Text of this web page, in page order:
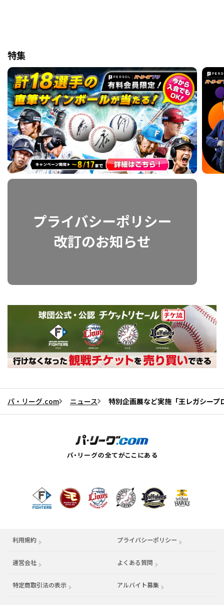
特集
パ・リーグ.com ニュース 特別企画展など実施「王レガシープ
利用規約 プライバシーポリシー
運営会社 （別ウィンドウで開く） よくある質問
特定商取引法の表示 アルバイト募集 （別ウィンドウで開く